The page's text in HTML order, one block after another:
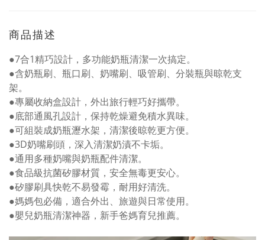
商品描述
●7合1精巧設計，多功能奶瓶清潔一次搞定。
●含奶瓶刷、瓶口刷、奶嘴刷、吸管刷、分裝瓶與晾乾支
架。
●專屬收納盒設計，外出旅行輕巧好攜帶。
●底部通風孔設計，保持乾燥避免積水異味。
●可組裝成奶瓶瀝水架，清潔後晾乾更方便。
●3D奶嘴刷頭，深入清潔奶漬不卡垢。
●通用多種奶嘴與奶瓶配件清潔。
●食品級抗菌矽膠材質，安全無毒更安心。
●矽膠刷具快乾不易發霉，耐用好清洗。
●媽媽包必備，適合外出、旅遊與日常使用。
●嬰兒奶瓶清潔神器，新手爸媽育兒推薦。